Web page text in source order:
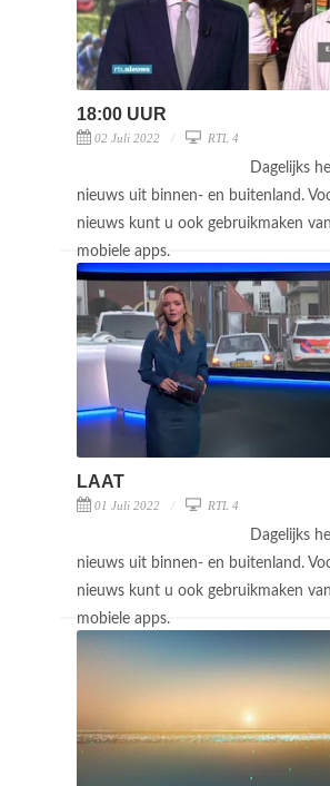
18:00 UUR
02 Juli 2022 RTL 4
Dagelijks
nieuws uit binnen- en buitenland.
nieuws kunt u ook gebruikmaken
mobiele apps.
LAAT
01 Juli 2022 RTL 4
Dagelijks
nieuws uit binnen- en buitenland.
nieuws kunt u ook gebruikmaken
mobiele apps.